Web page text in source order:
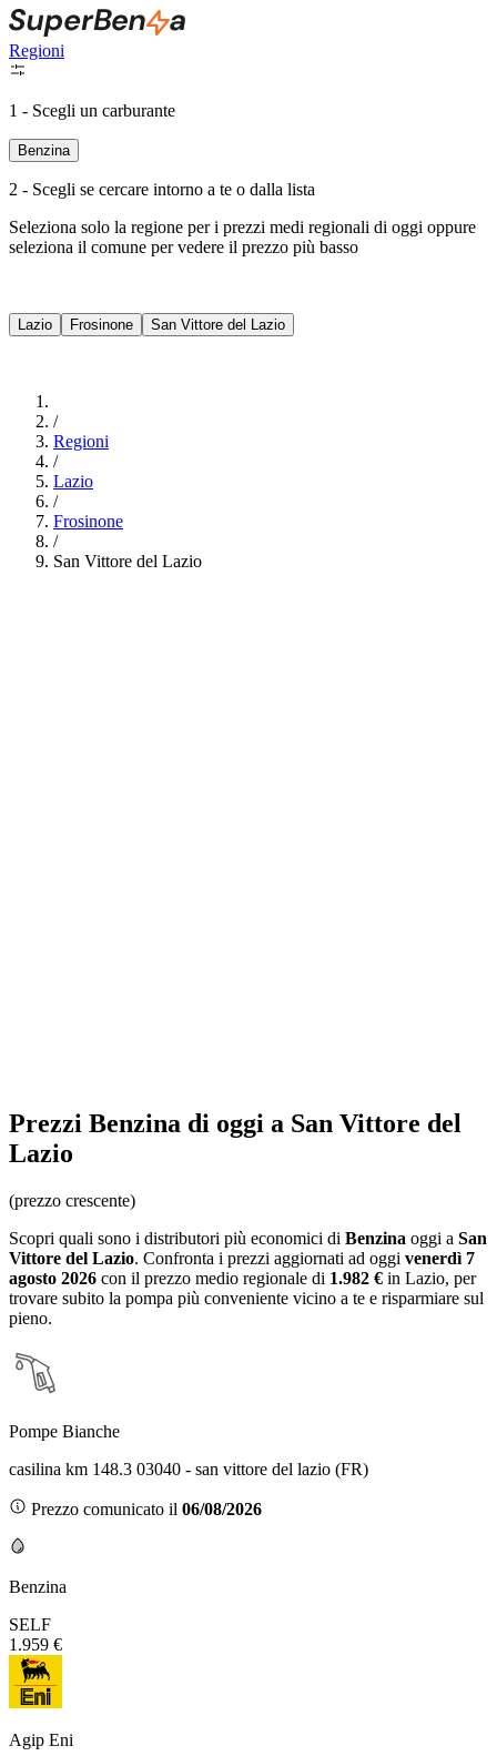
Regioni
1 - Scegli un carburante
Benzina
2 - Scegli se cercare intorno a te o dalla lista
Seleziona solo la regione per i prezzi medi regionali di oggi oppure
seleziona il comune per vedere il prezzo più basso
Lazio Frosinone San Vittore del Lazio
/
Regioni
/
Lazio
/
Frosinone
/
San Vittore del Lazio
Prezzi Benzina di oggi a San Vittore del
Lazio
(prezzo crescente)
Scopri quali sono i distributori più economici di Benzina oggi a San
Vittore del Lazio. Confronta i prezzi aggiornati ad oggi venerdì 7
agosto 2026 con il prezzo medio regionale di 1.982 € in Lazio, per
trovare subito la pompa più conveniente vicino a te e risparmiare sul
pieno.
Pompe Bianche
casilina km 148.3 03040 - san vittore del lazio (FR)
Prezzo comunicato il 06/08/2026
Benzina
SELF
1.959 €
Agip Eni